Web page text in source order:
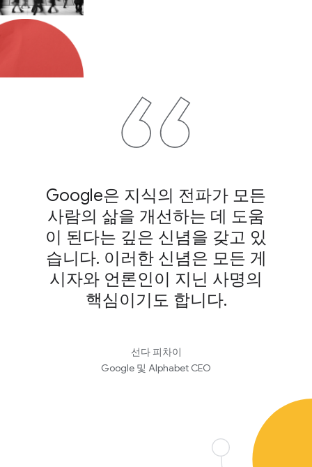
Google은 지식의 전파가 모든
사람의 삶을 개선하는 데 도움
이 된다는 깊은 신념을 갖고 있
습니다. 이러한 신념은 모든 게
시자와 언론인이 지닌 사명의
핵심이기도 합니다.
선다 피차이
Google 및 Alphabet CEO